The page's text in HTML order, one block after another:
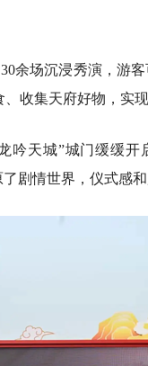
余场沉浸秀演，游
收集天府好物，实现
吟天城”城门缓缓
剧情世界，仪式感